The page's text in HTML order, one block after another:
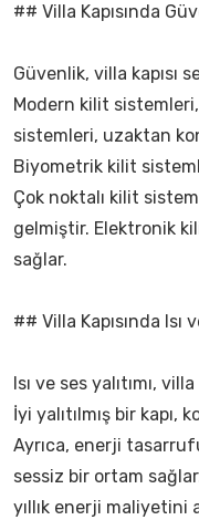
## Villa Kapısında
Güvenlik, villa kapısı
Modern kilit
sistemleri, uzaktan
Biyometrik kilit
Çok noktalı kilit
gelmiştir. Elektronik
sağlar.
## Villa Kapısında Isı
Isı ve ses yalıtımı,
İyi yalıtılmış bir kapı,
Ayrıca, enerji
sessiz bir ortam
yıllık enerji maliyetini